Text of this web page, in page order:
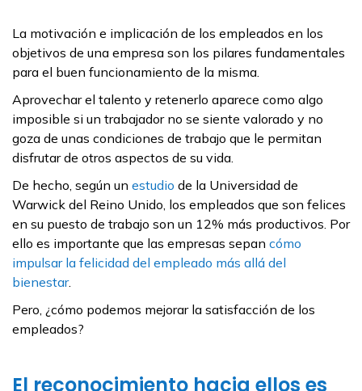
La motivación e implicación de los empleados en los
objetivos de una empresa son los pilares fundamentales
para el buen funcionamiento de la misma.
Aprovechar el talento y retenerlo aparece como algo
imposible si un trabajador no se siente valorado y no
goza de unas condiciones de trabajo que le permitan
disfrutar de otros aspectos de su vida.
De hecho, según un estudio de la Universidad de
Warwick del Reino Unido, los empleados que son felices
en su puesto de trabajo son un 12% más productivos. Por
ello es importante que las empresas sepan cómo
impulsar la felicidad del empleado más allá del
bienestar.
Pero, ¿cómo podemos mejorar la satisfacción de los
empleados?
El reconocimiento hacia ellos es